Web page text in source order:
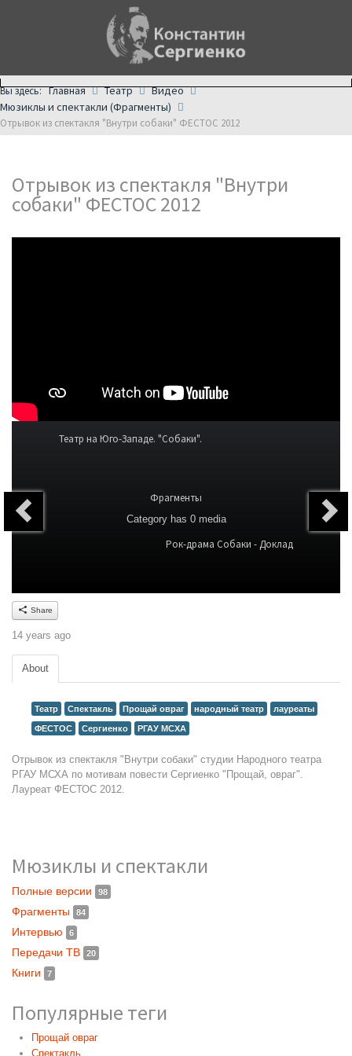
Вы здесь:Главная Театр
Видео
Мюзиклы и спектакли (Фрагменты)
Отрывок из спектакля "Внутри собаки" ФЕСТОС 2012
Отрывок из спектакля "Внутри
собаки" ФЕСТОС 2012
Театр на Юго-Западе. "Собаки".
Фрагменты
Categoryhas 0 media
Рок-драма Собаки - Доклад
Share
14 years ago
About
Театр Спектакль Прощай овраг народный театр лауреаты
ФЕСТОС Сергиенко РГАУ МСХА
Отрывок из спектакля "Внутри собаки" студии Народного театра
РГАУ МСХА по мотивам повести Сергиенко "Прощай, овраг".
Лауреат ФЕСТОС 2012.
Мюзиклы и спектакли
Полные версии 98
Фрагменты 84
Интервью 6
Передачи ТВ 20
Книги 7
Популярные теги
Прощай овраг
Спектакль